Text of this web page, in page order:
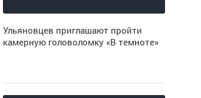
Ульяновцев приглашают пройти
камерную головоломку «В темноте»